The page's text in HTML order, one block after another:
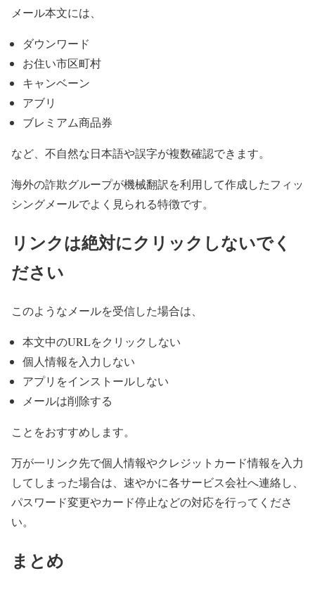
メール本文には、
ダウンワード
お住い市区町村
キャンベーン
アブリ
ブレミアム商品券
など、不自然な日本語や誤字が複数確認できます。
海外の詐欺グループが機械翻訳を利用して作成したフィッ
シングメールでよく見られる特徴です。
リンクは絶対にクリックしないでく
ださい
このようなメールを受信した場合は、
本文中のURLをクリックしない
個人情報を入力しない
アプリをインストールしない
メールは削除する
ことをおすすめします。
万が一リンク先で個人情報やクレジットカード情報を入力
してしまった場合は、速やかに各サービス会社へ連絡し、
パスワード変更やカード停止などの対応を行ってくださ
い。
まとめ